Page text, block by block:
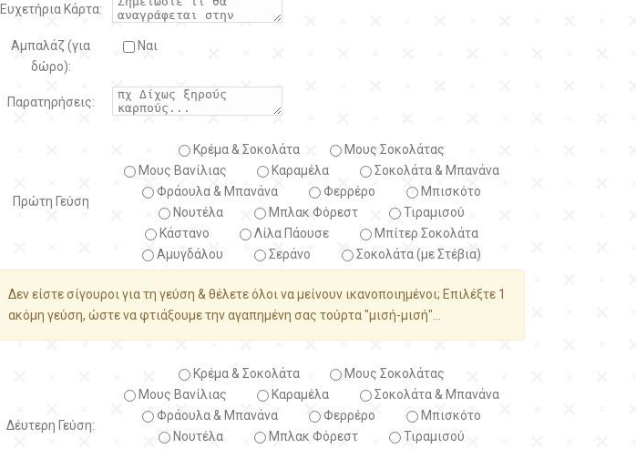
Ευχετήρια Κάρτα:
Αμπαλάζ (για
δώρο):
Ναι
Παρατηρήσεις:
Πρώτη Γεύση
Κρέμα & Σοκολάτα
Μους Σοκολάτας
Μους Βανίλιας
Καραμέλα
Σοκολάτα & Μπανάνα
Φράουλα & Μπανάνα
Φερρέρο
Μπισκότο
Νουτέλα
Μπλακ Φόρεστ
Τιραμισού
Κάστανο
Λίλα Πάουσε
Μπίτερ Σοκολάτα
Αμυγδάλου
Σεράνο Σοκολάτα (με Στέβια)
Δεν είστε σίγουροι για τη γεύση & θέλετε όλοι να μείνουν ικανοποιημένοι; Επιλέξτε 1
ακόμη γεύση, ώστε να φτιάξουμε την αγαπημένη σας τούρτα "μισή-μισή"...
Δέυτερη Γεύση:
Κρέμα & Σοκολάτα
Μους Σοκολάτας
Μους Βανίλιας
Καραμέλα
Σοκολάτα & Μπανάνα
Φράουλα & Μπανάνα
Φερρέρο
Μπισκότο
Νουτέλα
Μπλακ Φόρεστ
Τιραμισού